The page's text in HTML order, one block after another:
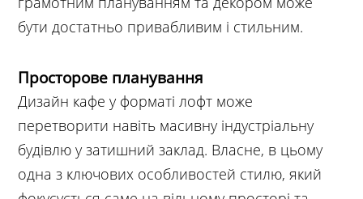
бути достатньо привабливим і стильним.
Просторове планування
Дизайн кафе у форматі лофт може
перетворити навіть масивну індустріальну
будівлю у затишний заклад. Власне, в цьому
одна з ключових особливостей стилю, який